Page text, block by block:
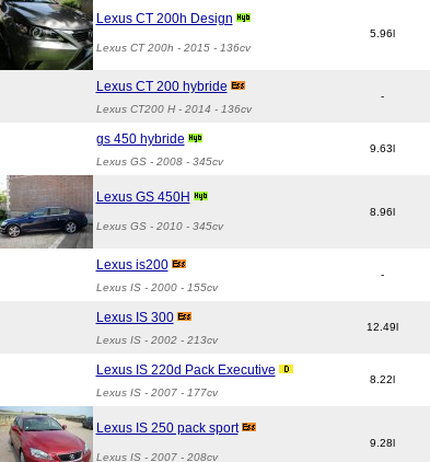
Lexus CT 200h Design
5.96l
Lexus CT 200h - 2015 - 136cv
Lexus CT 200 hybride
-
Lexus CT200 H- 2014 - 136cv
gs 450 hybride
9.63l
Lexus GS- 2008 - 345cv
Lexus GS 450H
8.96l
Lexus GS- 2010 - 345cv
Lexus is200
-
Lexus IS- 2000 - 155cv
Lexus IS 300
12.49l
Lexus IS- 2002 - 213cv
Lexus IS 220d Pack Executive
8.22l
Lexus IS- 2007 - 177cv
Lexus IS 250 pack sport
9.28l
Lexus IS- 2007 - 208cv